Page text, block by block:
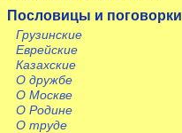
Пословицы и поговорки
Грузинские
Еврейские
Казахские
О дружбе
О Москве
О Родине
О труде